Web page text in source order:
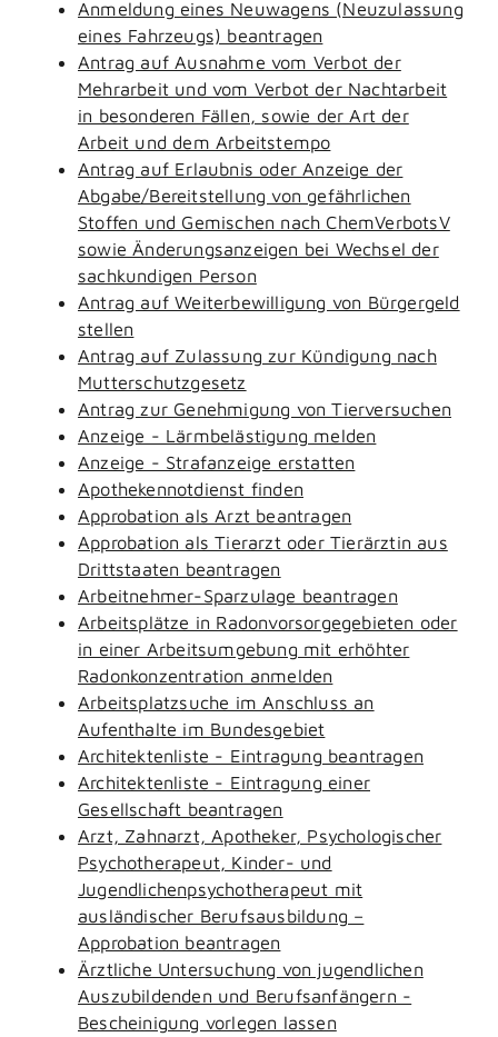
Anmeldung eines Neuwagens (Neuzulassung
eines Fahrzeugs) beantragen
Antrag auf Ausnahme vom Verbot der
Mehrarbeit und vom Verbot der Nachtarbeit
in besonderen Fällen, sowie der Art der
Arbeit und dem Arbeitstempo
Antrag auf Erlaubnis oder Anzeige der
Abgabe/Bereitstellung von gefährlichen
Stoffen und Gemischen nach ChemVerbotsV
sowie Änderungsanzeigen bei Wechsel der
sachkundigen Person
Antrag auf Weiterbewilligung von Bürgergeld
stellen
Antrag auf Zulassung zur Kündigung nach
Mutterschutzgesetz
Antrag zur Genehmigung von Tierversuchen
Anzeige - Lärmbelästigung melden
Anzeige - Strafanzeige erstatten
Apothekennotdienst finden
Approbation als Arzt beantragen
Approbation als Tierarzt oder Tierärztin aus
Drittstaaten beantragen
Arbeitnehmer-Sparzulage beantragen
Arbeitsplätze in Radonvorsorgegebieten oder
in einer Arbeitsumgebung mit erhöhter
Radonkonzentration anmelden
Arbeitsplatzsuche im Anschluss an
Aufenthalte im Bundesgebiet
Architektenliste - Eintragung beantragen
Architektenliste - Eintragung einer
Gesellschaft beantragen
Arzt, Zahnarzt, Apotheker, Psychologischer
Psychotherapeut, Kinder- und
Jugendlichenpsychotherapeut mit
ausländischer Berufsausbildung –
Approbation beantragen
Ärztliche Untersuchung von jugendlichen
Auszubildenden und Berufsanfängern -
Bescheinigung vorlegen lassen